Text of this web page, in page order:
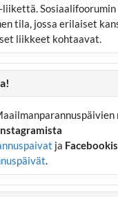
tila, jossa erilaiset
liikkeet kohtaavat.
ja
.